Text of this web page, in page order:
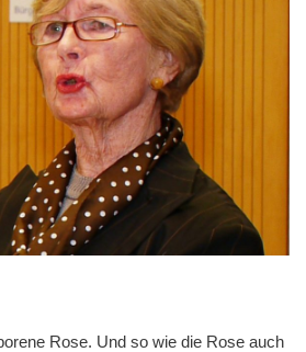
Rose. Und so wie die Rose auch